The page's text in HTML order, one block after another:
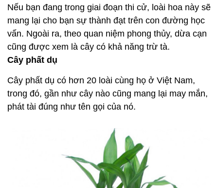
Nếu bạn đang trong giai đoạn thi cử, loài hoa này sẽ
mang lại cho bạn sự thành đạt trên con đường học
vấn. Ngoài ra, theo quan niệm phong thủy, dừa cạn
cũng được xem là cây có khả năng trừ tà.
Cây phất dụ
Cây phất dụ có hơn 20 loài cùng họ ở Việt Nam,
trong đó, gần như cây nào cũng mang lại may mắn,
phát tài đúng như tên gọi của nó.